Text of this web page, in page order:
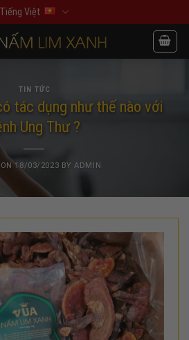
Tiếng Việt
TIN TỨC
tác dụng như thế nào với
Ung Thư ?
ON18/03/2023 BYADMIN